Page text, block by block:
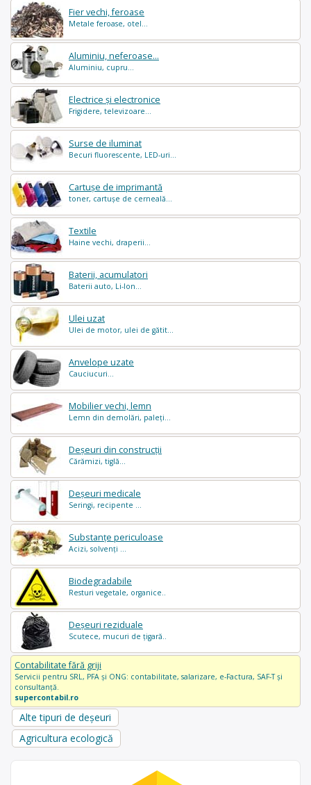
Fier vechi, feroase
Metale feroase, otel...
Aluminiu, neferoase...
Aluminiu, cupru...
Electrice și electronice
Frigidere, televizoare...
Surse de iluminat
Becuri fluorescente, LED-uri...
Cartușe de imprimantă
toner, cartușe de cerneală...
Textile
Haine vechi, draperii...
Baterii, acumulatori
Baterii auto, Li-Ion...
Ulei uzat
Ulei de motor, ulei de gătit...
Anvelope uzate
Cauciucuri...
Mobilier vechi, lemn
Lemn din demolări, paleți...
Deșeuri din construcții
Cărămizi, tiglă...
Deșeuri medicale
Seringi, recipente ...
Substanțe periculoase
Acizi, solvenți ...
Biodegradabile
Resturi vegetale, organice..
Deșeuri reziduale
Scutece, mucuri de țigară..
Contabilitate fără griji
Servicii pentru SRL, PFA și ONG: contabilitate, salarizare, e-Factura, SAF-T și
consultanță.
supercontabil.ro
Alte tipuri de deșeuri
Agricultura ecologică